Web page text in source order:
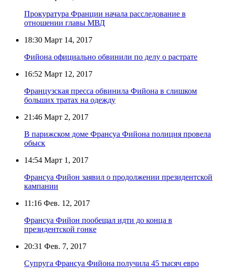
Прокуратура Франции начала расследование в
отношении главы МВД
18:30 Март 14, 2017
Фийона официально обвинили по делу о растрате
16:52 Март 12, 2017
Французская пресса обвинила Фийона в слишком
больших тратах на одежду
21:46 Март 2, 2017
В парижском доме Франсуа Фийона полиция провела
обыск
14:54 Март 1, 2017
Франсуа Фийон заявил о продолжении президентской
кампании
11:16 Фев. 12, 2017
Франсуа Фийон пообещал идти до конца в
президентской гонке
20:31 Фев. 7, 2017
Супруга Франсуа Фийона получила 45 тысяч евро